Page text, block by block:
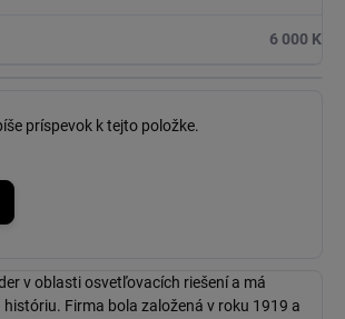
6 000 K
príspevok k tejto položke.
v oblasti osvetľovacích riešení a má
Firma bola založená v roku 1919 a